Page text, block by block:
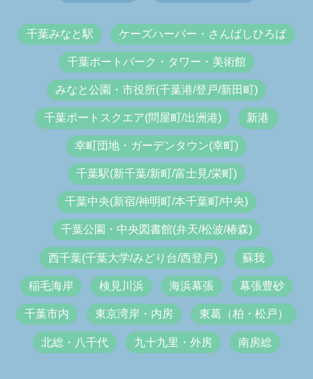
千葉みなと駅 ケーズハーバー・さんばしひろば
千葉ポートパーク・タワー・美術館
みなと公園・市役所(千葉港/登戸/新田町)
千葉ポートスクエア(問屋町/出洲港) 新港
幸町団地・ガーデンタウン(幸町)
千葉駅(新千葉/新町/富士見/栄町)
千葉中央(新宿/神明町/本千葉町/中央)
千葉公園・中央図書館(弁天/松波/椿森)
西千葉(千葉大学/みどり台/西登戸) 蘇我
稲毛海岸 検見川浜 海浜幕張 幕張豊砂
千葉市内 東京湾岸・内房 東葛（柏・松戸）
北総・八千代 九十九里・外房 南房総